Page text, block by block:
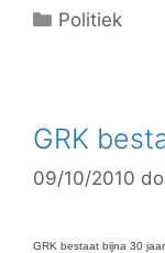
C
g
r
e
Politiek
GRK
09/10/2010
GRK bestaat bijna 30